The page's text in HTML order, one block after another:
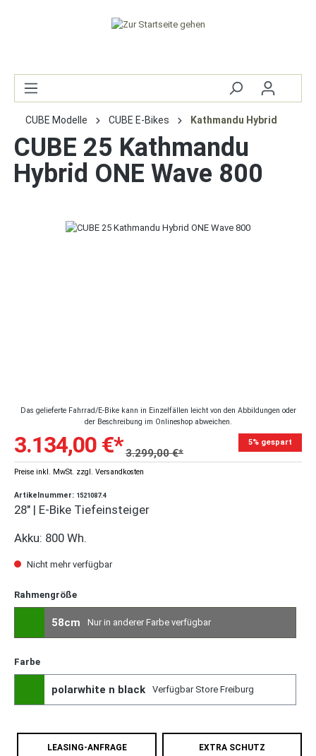
CUBE Modelle CUBE E-Bikes Kathmandu Hybrid
CUBE 25 Kathmandu
Hybrid ONE Wave 800
Das gelieferte Fahrrad/E-Bike kann in Einzelfällen leicht von den Abbildungen oder
der Beschreibung im Onlineshop abweichen.
3.134,00 €*3.299,00 €*
5% gespart
Preise inkl. MwSt. zzgl. Versandkosten
Artikelnummer: 1521087.4
28" | E-Bike Tiefeinsteiger
Akku: 800 Wh.
Nicht mehr verfügbar
Rahmengröße
58cm Nur in anderer Farbe verfügbar
Farbe
polarwhite n black Verfügbar Store Freiburg
LEASING-ANFRAGE EXTRA SCHUTZ